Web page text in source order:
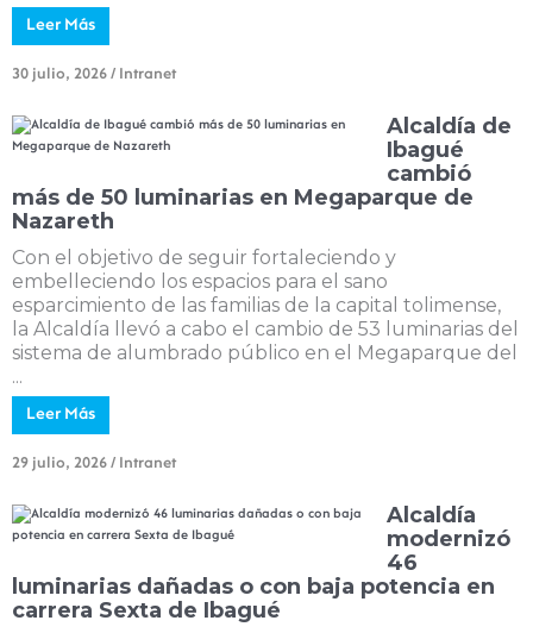
Leer Más
30 julio, 2026 / Intranet
Alcaldía de
Ibagué
cambió
más de 50 luminarias en Megaparque de
Nazareth
Con el objetivo de seguir fortaleciendo y
embelleciendo los espacios para el sano
esparcimiento de las familias de la capital tolimense,
la Alcaldía llevó a cabo el cambio de 53 luminarias del
sistema de alumbrado público en el Megaparque del
...
Leer Más
29 julio, 2026 / Intranet
Alcaldía
modernizó
46
luminarias dañadas o con baja potencia en
carrera Sexta de Ibagué